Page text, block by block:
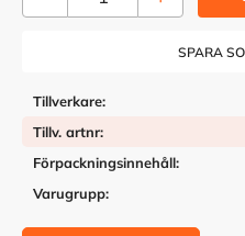
Tillverkare
Tillv. artnr
Förpackningsinnehåll
Varugrupp